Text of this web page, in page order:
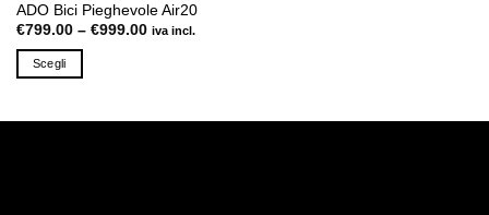
ADO Bici Pieghevole Air20
€799.00– €999.00 iva incl.
Scegli